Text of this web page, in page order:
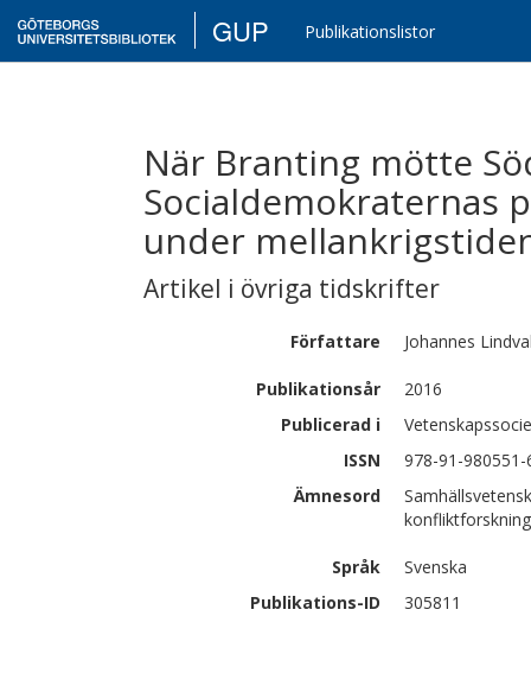
GUP Publikationslistor
När Branting mötte
Socialdemokraternas
under
Artikel i övriga tidskrifter
Författare Johannes
Publikationsår
2016
Publicerad i
ISSN
978-91-980551-
Ämnesord
Språk
Svenska
Publikations-ID
305811